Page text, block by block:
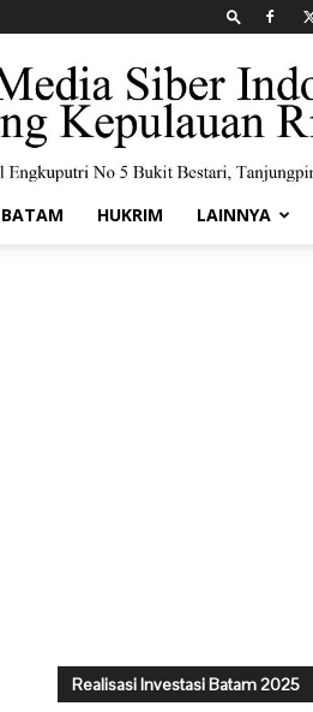
BATAM HUKRIM LAINNYA
Realisasi Investasi Batam 2025